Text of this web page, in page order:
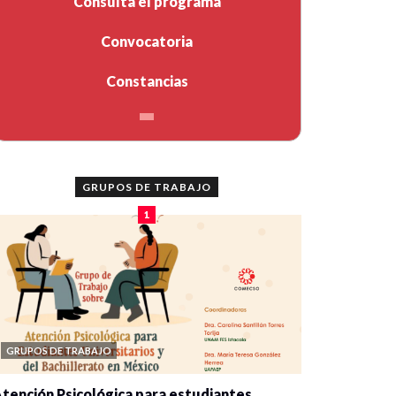
Convocatoria
Constancias
GRUPOS DE TRABAJO
1
GRUPOS DE TRABAJO